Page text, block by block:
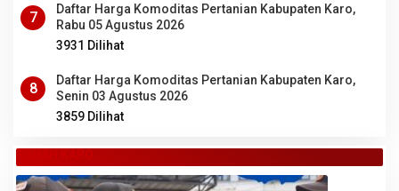
7
Daftar Harga Komoditas Pertanian Kabupaten Karo,
Rabu 05 Agustus 2026
3931 Dilihat
8
Daftar Harga Komoditas Pertanian Kabupaten Karo,
Senin 03 Agustus 2026
3859 Dilihat
TANAH KARO